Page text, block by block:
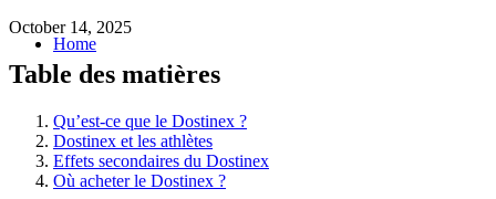
Home
October 14, 2025
Table des matières
Qu’est-ce que le Dostinex ?
Dostinex et les athlètes
Effets secondaires du Dostinex
Où acheter le Dostinex ?